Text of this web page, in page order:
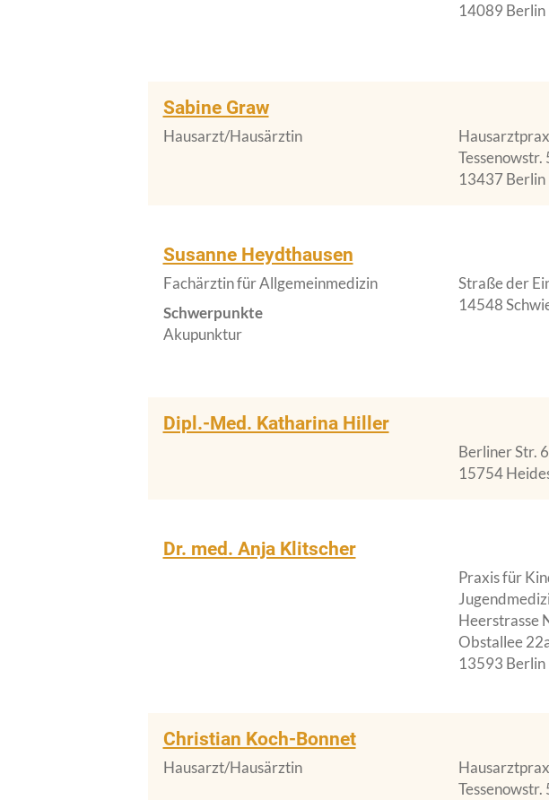
14089 Berlin
Sabine Graw
Hausarzt/Hausärztin
13437 Berlin
Susanne Heydthausen
Fachärztin für Allgemeinmedizin
Schwerpunkte
Akupunktur
Straße der
14548
Dipl.-Med. Katharina Hiller
Berliner Str. 6
15754
Dr. med. Anja Klitscher
Praxis für
Heerstrasse
Obstallee
13593 Berlin
Christian Koch-Bonnet
Hausarzt/Hausärztin